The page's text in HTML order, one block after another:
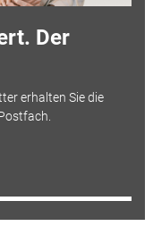
Der
erhalten Sie die